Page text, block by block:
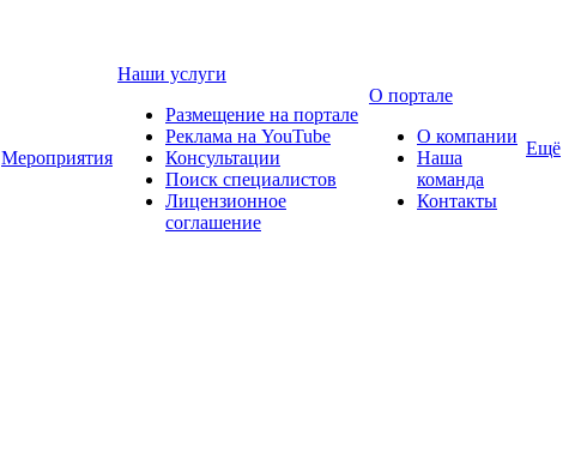
Мероприятия
Наши услуги
Размещение на портале
Реклама на YouTube
Консультации
Поиск специалистов
Лицензионное
соглашение
О портале
О компании
Наша
команда
Контакты
Ещё